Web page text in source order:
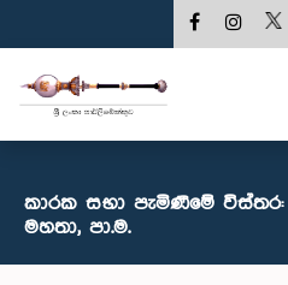
කාරක සභා පැමිණීමේ
මහතා, පා.ම.